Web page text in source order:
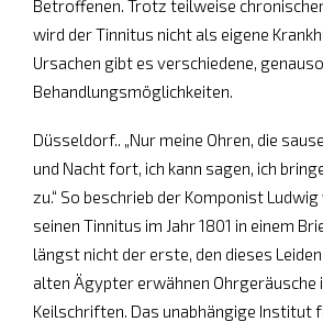
Betroffenen. Trotz teilweise
wird der Tinnitus nicht als eigene
Ursachen gibt es verschiedene,
Behandlungsmöglichkeiten.
Düsseldorf.. „Nur meine Ohren, die
und Nacht fort, ich kann sagen, ich
zu.“ So beschrieb der Komponist
seinen Tinnitus im Jahr 1801 in einem
längst nicht der erste, den dieses
alten Ägypter erwähnen Ohrgeräusche
Keilschriften. Das unabhängige Institut